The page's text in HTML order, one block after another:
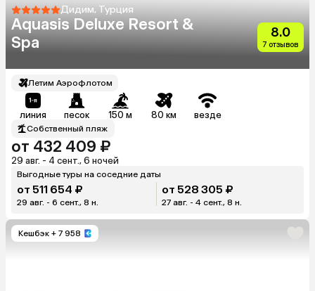
Дидим, Турция
Aquasis Deluxe Resort &
Spa
8.0
7 отзывов
Летим Аэрофлотом
линия песок 150 м 80 км везде
Собственный пляж
от 432 409 ₽
29 авг. - 4 сент., 6 ночей
Выгодные туры на соседние даты
от 511 654 ₽
29 авг. - 6 сент., 8 н.
от 528 305 ₽
27 авг. - 4 сент., 8 н.
Кешбэк + 7 958